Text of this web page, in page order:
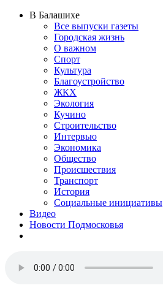
В Балашихе
Все выпуски газеты
Городская жизнь
О важном
Спорт
Культура
Благоустройство
ЖКХ
Экология
Кучино
Строительство
Интервью
Экономика
Общество
Происшествия
Транспорт
История
Социальные инициативы
Видео
Новости Подмосковья